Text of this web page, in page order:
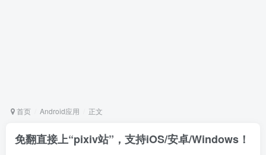
首页 Android应用 正文
免翻直接上“pixiv站”，支持iOS/安卓/Windows！